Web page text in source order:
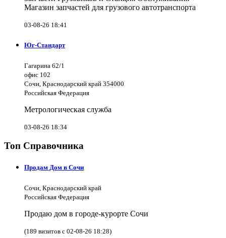
Магазин запчастей для грузового автотранспорта
03-08-26 18:41
Юг-Стандарт
Гагарина 62/1
офис 102
Сочи, Краснодарский край 354000
Российская Федерация
Метрологическая служба
03-08-26 18:34
Топ Справочника
Продам Дом в Сочи
Сочи, Краснодарский край
Российская Федерация
Продаю дом в городе-курорте Сочи
(189 визитов с 02-08-26 18:28)